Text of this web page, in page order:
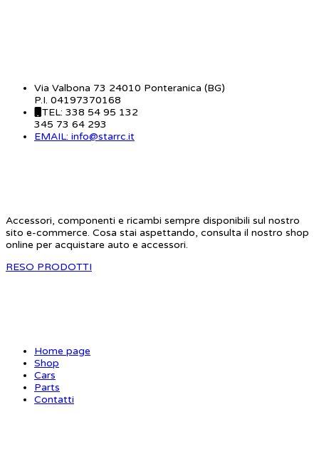
Via Valbona 73 24010 Ponteranica (BG)
P.I. 04197370168
TEL: 338 54 95 132
345 73 64 293
EMAIL: info@starrc.it
Accessori, componenti e ricambi sempre disponibili sul nostro
sito e-commerce. Cosa stai aspettando, consulta il nostro shop
online per acquistare auto e accessori.
RESO PRODOTTI
Home page
Shop
Cars
Parts
Contatti